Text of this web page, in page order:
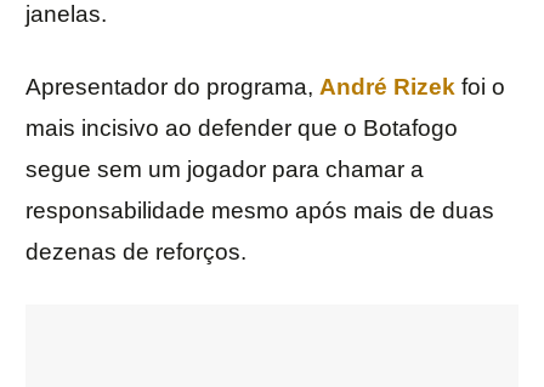
janelas.
Apresentador do programa, André Rizek foi o
mais incisivo ao defender que o Botafogo
segue sem um jogador para chamar a
responsabilidade mesmo após mais de duas
dezenas de reforços.